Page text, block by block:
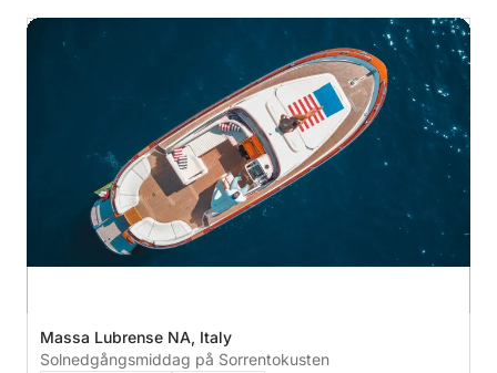
Massa Lubrense NA, Italy
Solnedgångsmiddag på Sorrentokusten